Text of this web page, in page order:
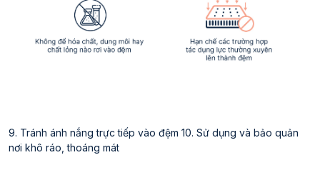
9. Tránh ánh nắng trực tiếp vào đệm 10. Sử dụng và bảo quản
nơi khô ráo, thoáng mát